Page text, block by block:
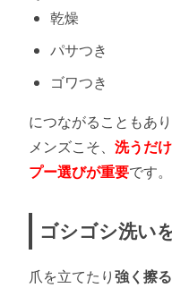
乾燥
パサつき
ゴワつき
につながることもあり
メンズこそ、 洗うだ
プー選びが重要です。
ゴシゴシ洗い
爪を立てたり強く擦